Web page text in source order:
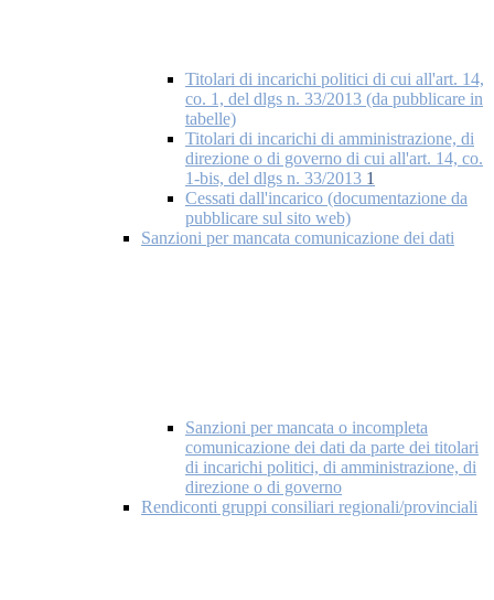
Titolari di incarichi politici di cui all'art. 14,
co. 1, del dlgs n. 33/2013 (da pubblicare in
tabelle)
Titolari di incarichi di amministrazione, di
direzione o di governo di cui all'art. 14, co.
1-bis, del dlgs n. 33/2013 1
Cessati dall'incarico (documentazione da
pubblicare sul sito web)
Sanzioni per mancata comunicazione dei dati
Sanzioni per mancata o incompleta
comunicazione dei dati da parte dei titolari
di incarichi politici, di amministrazione, di
direzione o di governo
Rendiconti gruppi consiliari regionali/provinciali